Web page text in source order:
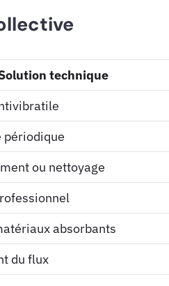
technique
périodique
ou nettoyage
absorbants
du flux